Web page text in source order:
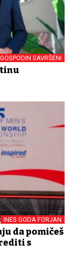
GOSPODIN SAVRŠENI
INES GODA FORJAN
da pomičeš
s